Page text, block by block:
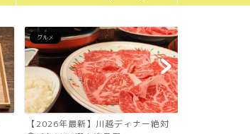
グルメ
【2026年最新】川越ディナー絶対